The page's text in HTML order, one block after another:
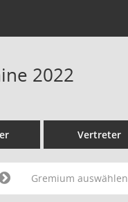
2022
Vertreter
Gremium auswählen